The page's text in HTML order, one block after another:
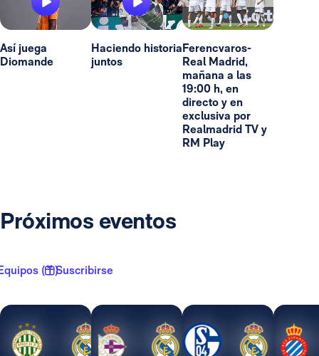
Así juega
Diomande
Haciendo historia
juntos
Ferencvaros-
Real Madrid,
mañana a las
19:00 h, en
directo y en
exclusiva por
Realmadrid TV y
RM Play
Próximos eventos
( 1 )Suscribirse